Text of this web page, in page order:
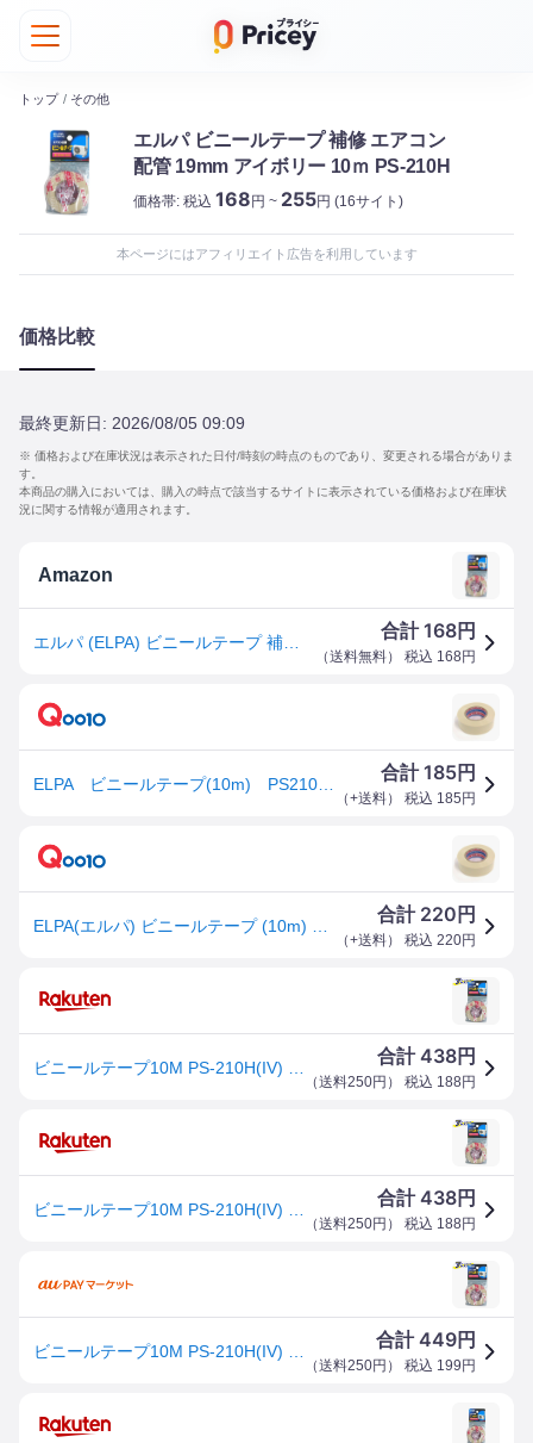
トップ / その他
エルパ ビニールテープ 補修 エアコン
配管 19mm アイボリー 10ｍ PS-210H
価格帯: 税込 168円 ~ 255円 (16サイト)
本ページにはアフィリエイト広告を利用しています
価格比較
最終更新日: 2026/08/05 09:09
※ 価格および在庫状況は表示された日付/時刻の時点のものであり、変更される場合がありま
す。
本商品の購入においては、購入の時点で該当するサイトに表示されている価格および在庫状
況に関する情報が適用されます。
Amazon
合計168円
（送料無料） 税込 168 円
合計185円
（+送料） 税込 185 円
合計 220 円
（+送料） 税込 220円
合計438円
（送料250円 ） 税込 188 円
合計438円
（送料250円 ） 税込 188 円
合計449円
（送料250円 ） 税込 199 円